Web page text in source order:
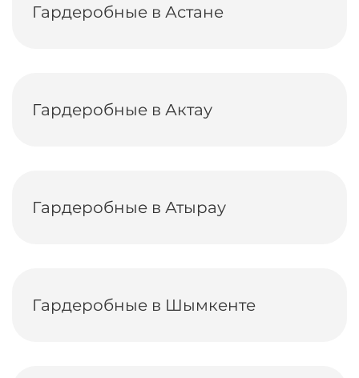
Гардеробные в Астане
Гардеробные в Актау
Гардеробные в Атырау
Гардеробные в Шымкенте